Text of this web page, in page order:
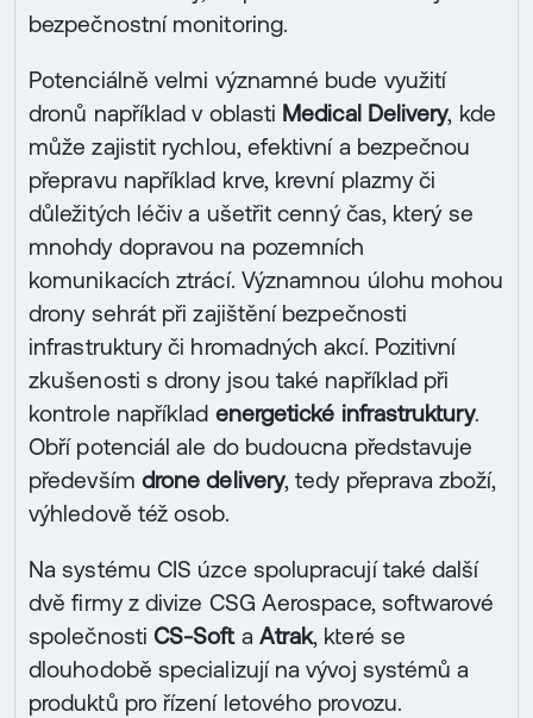
bezpečnostní monitoring.
Potenciálně velmi významné bude využití
dronů například v oblasti Medical Delivery, kde
může zajistit rychlou, efektivní a bezpečnou
přepravu například krve, krevní plazmy či
důležitých léčiv a ušetřit cenný čas, který se
mnohdy dopravou na pozemních
komunikacích ztrácí. Významnou úlohu mohou
drony sehrát při zajištění bezpečnosti
infrastruktury či hromadných akcí. Pozitivní
zkušenosti s drony jsou také například při
kontrole například energetické infrastruktury.
Obří potenciál ale do budoucna představuje
především drone delivery, tedy přeprava zboží,
výhledově též osob.
Na systému CIS úzce spolupracují také další
dvě firmy z divize CSG Aerospace, softwarové
společnostiCS-Softa Atrak, které se
dlouhodobě specializují na vývoj systémů a
produktů pro řízení letového provozu.